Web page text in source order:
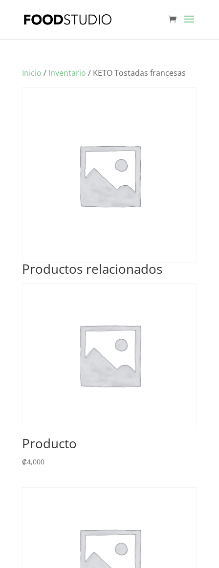
Inicio / Inventario / KETO Tostadas francesas
Productos relacionados
Producto
₡4,000